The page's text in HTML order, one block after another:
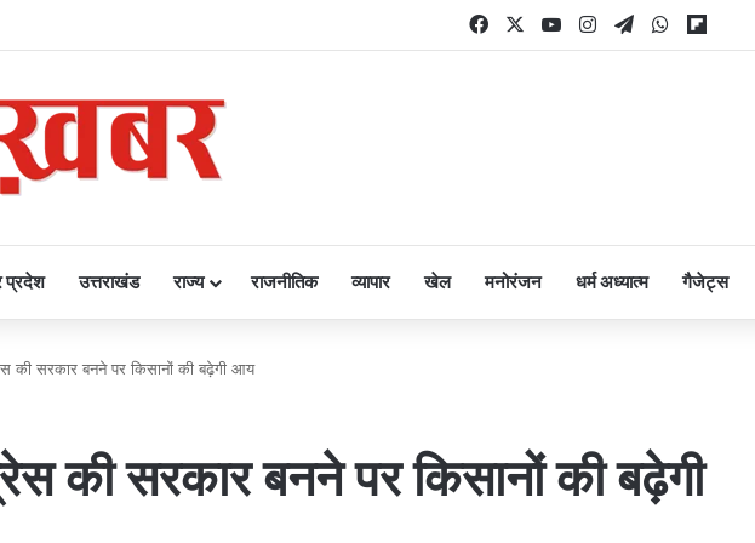
FacebookYouTubeInstagram
TelegramWhatsApp
प्रदेश उत्तराखंड राज्य राजनीतिक व्यापार खेल मनोरंजन धर्म अध्यात्म गैजेट्स
की सरकार बनने पर किसानों की बढ़ेगी आय
की सरकार बनने पर किसानों की बढ़ेगी